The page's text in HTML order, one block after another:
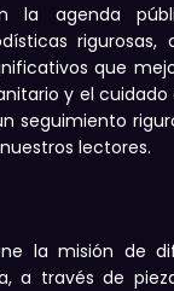
la agenda
que
y el
seguimiento
lectores.
la misión de
a través de